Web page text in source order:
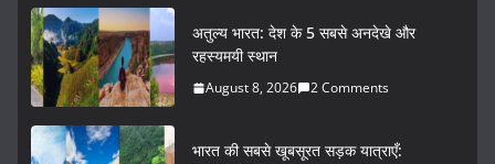
c
e
b
o
itt
er
ai
l
ar
e
अतुल्य भारत: देश के 5 सबसे अनदेखे और
रहस्यमयी स्थान
August 8, 2026 2 Comments
भारत की सबसे खूबसूरत सड़क यात्राएँ: